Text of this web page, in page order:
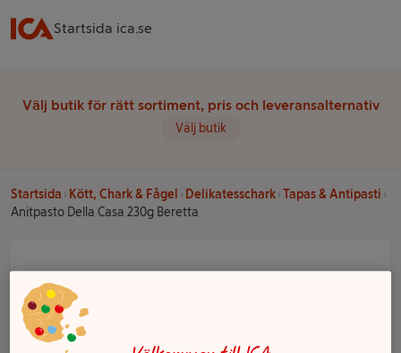
Startsida ica.se
Välj butik för rätt sortiment, pris och leveransalternativ
Välj butik
Startsida Kött, Chark & Fågel Delikatesschark Tapas & Antipasti
Anitpasto Della Casa 230g Beretta